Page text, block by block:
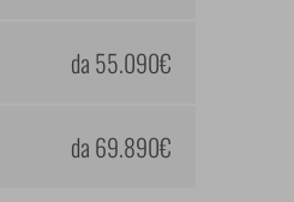
da 55.090€
da 69.890€